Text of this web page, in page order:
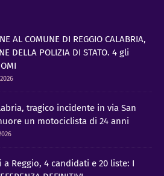
AL COMUNE DI REGGIO CALABRIA,
DELLA POLIZIA DI STATO. 4 gli
tragico incidente in via San
un motociclista di 24 anni
a Reggio, 4 candidati e 20 liste: I